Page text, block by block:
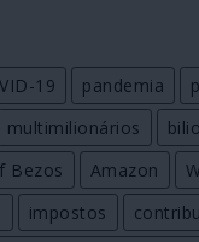
19 pandemia
multimilionários
Bezos Amazon
impostos